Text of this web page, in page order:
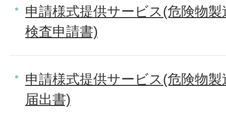
申請様式提供サービス(危険物
検査申請書)
申請様式提供サービス(危険物
届出書)